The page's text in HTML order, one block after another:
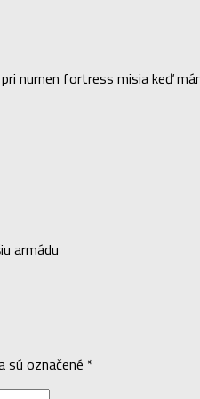
nurnen fortress misia keď
armádu
sú označené *